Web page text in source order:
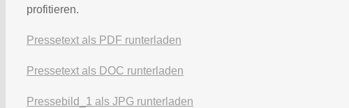
profitieren.
Pressetext als PDF runterladen
Pressetext als DOC runterladen
Pressebild_1 als JPG runterladen